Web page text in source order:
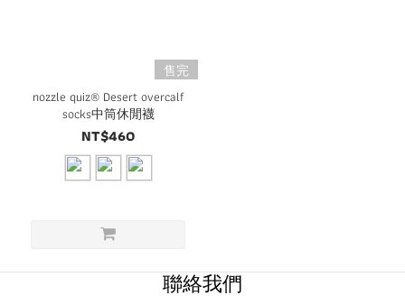
售完
nozzle quiz® Desert overcalf
socks中筒休閒襪
NT$460
聯絡我們